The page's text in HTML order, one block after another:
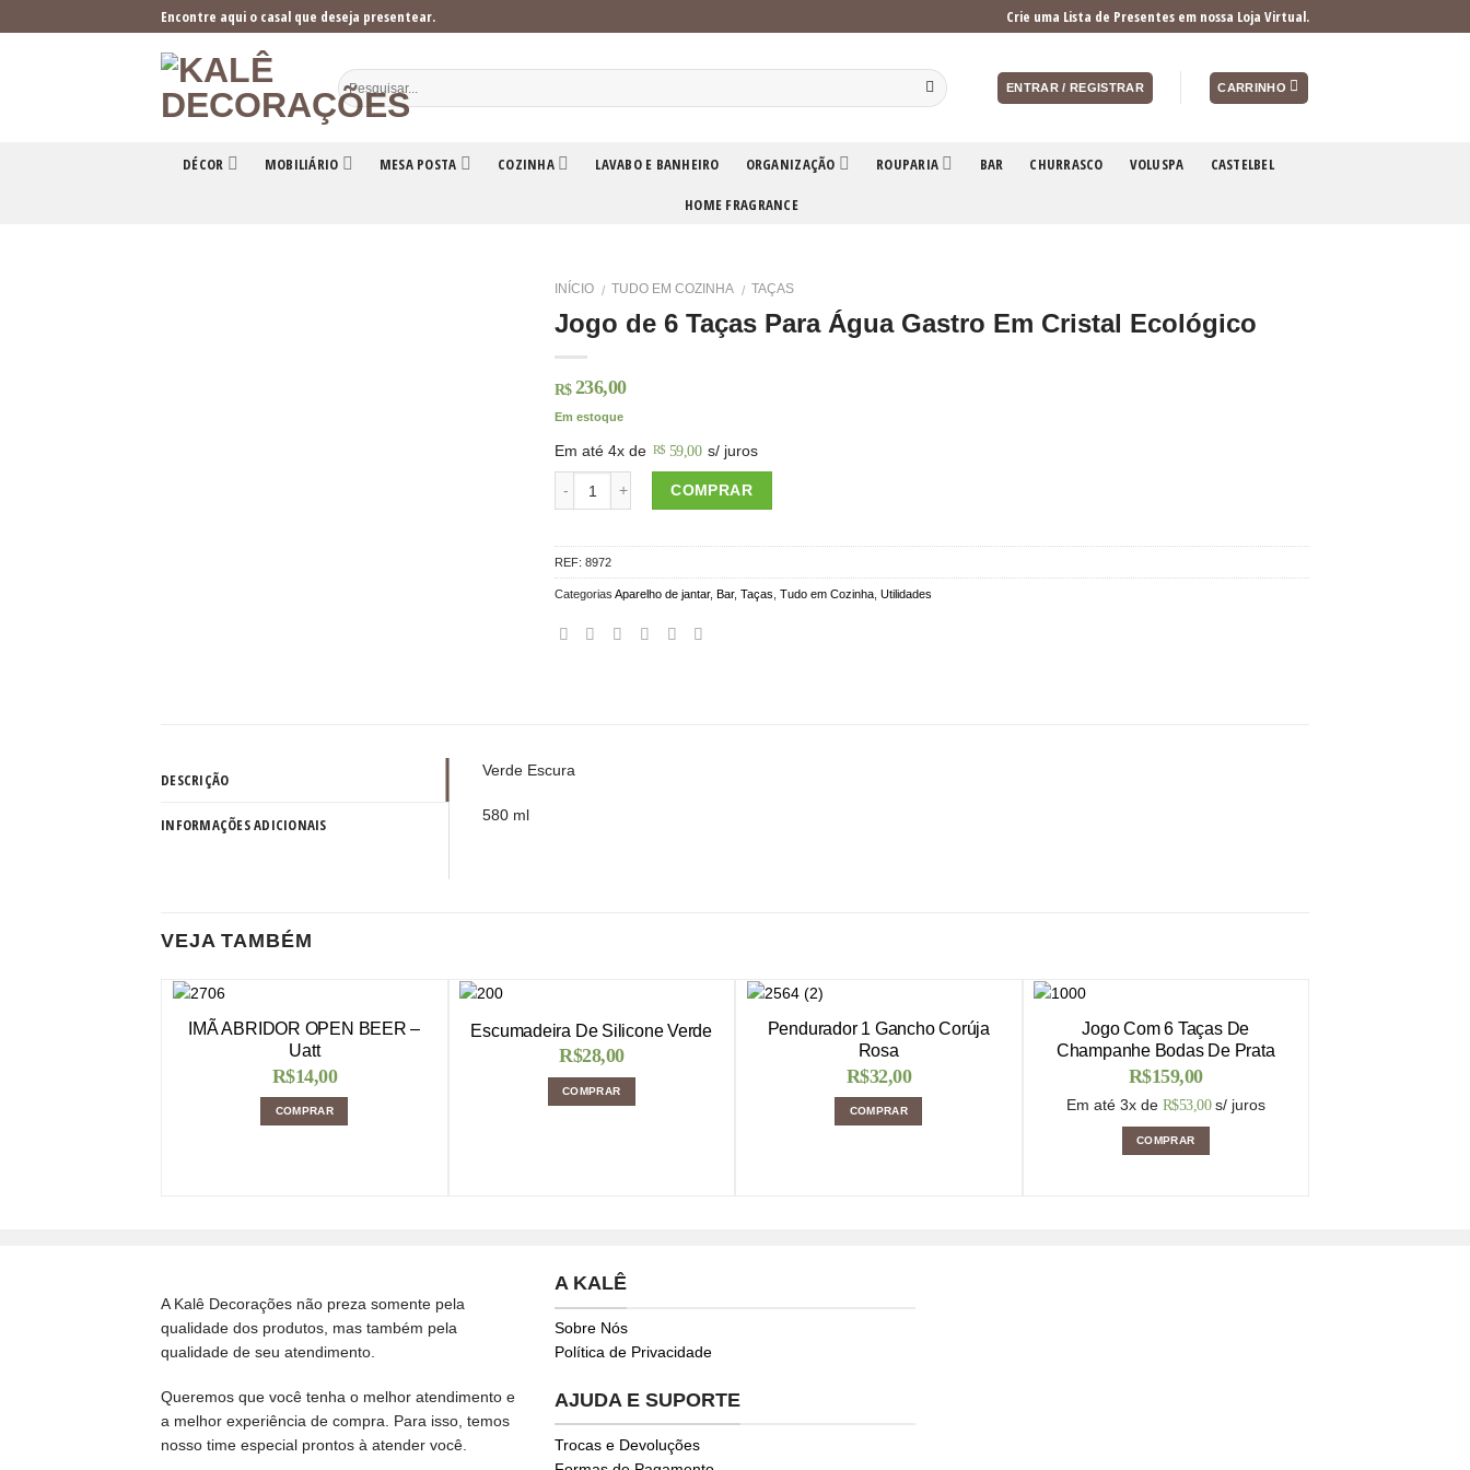
to
Encontre aqui o casal que deseja presentear. Crie uma Lista de Presentes em nossa Loja Virtual.
ENTRAR / REGISTRAR CARRINHO
DÉCOR MOBILIÁRIO MESA POSTA COZINHA LAVABO E BANHEIRO ORGANIZAÇÃO ROUPARIA BAR CHURRASCO VOLUSPA CASTELBEL
HOME FRAGRANCE
INÍCIO / TUDO EM COZINHA / TAÇAS
Jogo de 6 Taças Para Água Gastro Em Cristal Ecológico
R$ 236,00
Em estoque
Em até 4x de R$ 59,00 s/ juros
COMPRAR
REF: 8972
Categorias Aparelho de jantar, Bar, Taças Tudo em Cozinha, Utilidades
DESCRIÇÃO
INFORMAÇÕES ADICIONAIS
Verde Escura
580 ml
VEJA TAMBÉM
IMÃ ABRIDOR OPEN BEER –
Uatt
R$14,00
COMPRAR
Escumadeira De Silicone Verde
R$28,00
COMPRAR
Pendurador 1 Gancho Corúja
Rosa
R$32,00
COMPRAR
Jogo Com 6 Taças De
Champanhe Bodas De Prata
R$159,00
Em até 3x de R$53,00 s/ juros
COMPRAR
A Kalê Decorações não preza somente pela
qualidade dos produtos, mas também pela
qualidade de seu atendimento.
Queremos que você tenha o melhor atendimento e
a melhor experiência de compra. Para isso, temos
nosso time especial prontos à atender você.
A KALÊ
Sobre Nós
Política de Privacidade
AJUDA E SUPORTE
Trocas e Devoluções